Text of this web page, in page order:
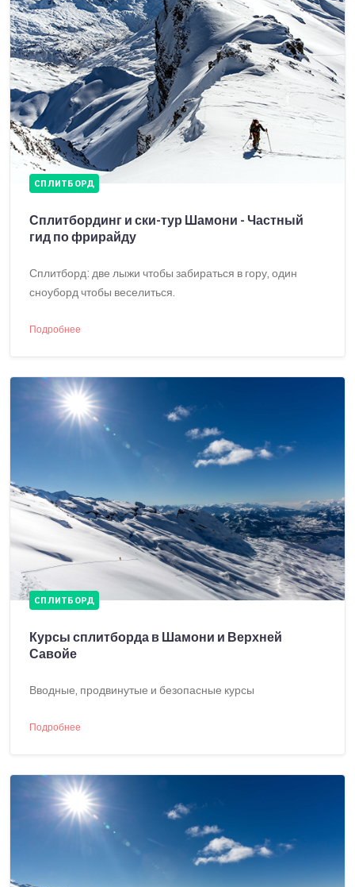
СПЛИТБОРД
Сплитбординг и ски-тур Шамони - Частный
гид по фрирайду
Сплитборд: две лыжи чтобы забираться в гору, один
сноуборд чтобы веселиться.
Подробнее
СПЛИТБОРД
Курсы сплитборда в Шамони и Верхней
Савойе
Вводные, продвинутые и безопасные курсы
Подробнее